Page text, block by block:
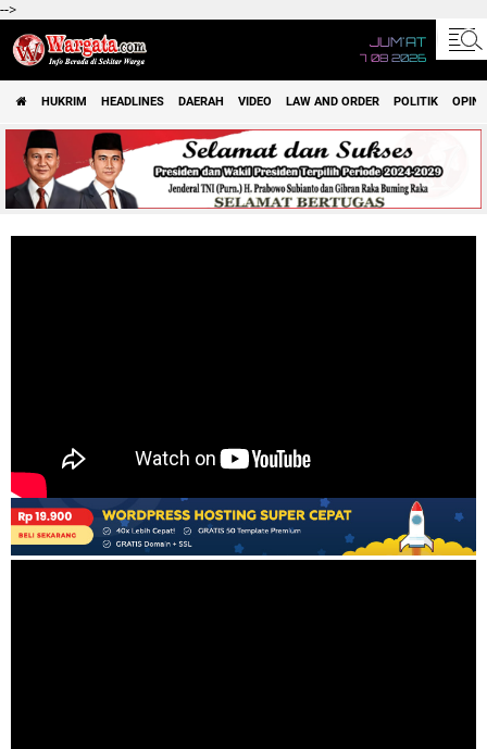
-->
JUM'AT
7 08 2026
HUKRIM HEADLINES DAERAH VIDEO LAW AND ORDER POLITIK OPINI